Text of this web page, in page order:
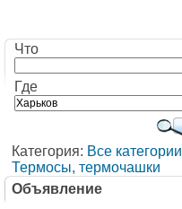
Что
Где
Категория: Все категории
Термосы, термочашки
Объявление